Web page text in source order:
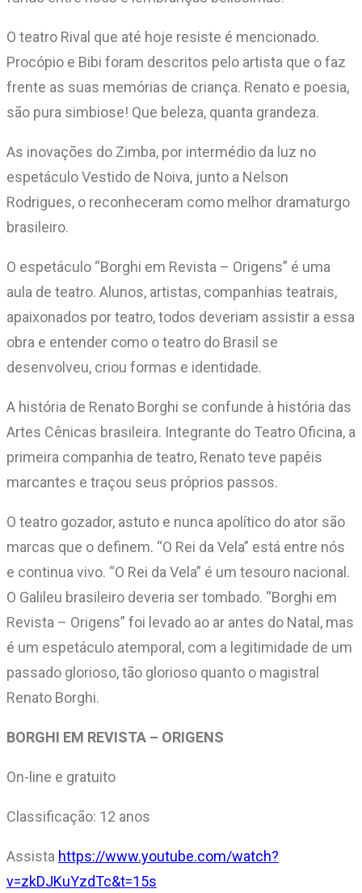
O teatro Rival que até hoje resiste é mencionado.
Procópio e Bibi foram descritos pelo artista que o faz
frente as suas memórias de criança. Renato e poesia,
são pura simbiose! Que beleza, quanta grandeza.
As inovações do Zimba, por intermédio da luz no
espetáculo Vestido de Noiva, junto a Nelson
Rodrigues, o reconheceram como melhor dramaturgo
brasileiro.
O espetáculo “Borghi em Revista – Origens” é uma
aula de teatro. Alunos, artistas, companhias teatrais,
apaixonados por teatro, todos deveriam assistir a essa
obra e entender como o teatro do Brasil se
desenvolveu, criou formas e identidade.
A história de Renato Borghi se confunde à história das
Artes Cênicas brasileira. Integrante do Teatro Oficina, a
primeira companhia de teatro, Renato teve papéis
marcantes e traçou seus próprios passos.
O teatro gozador, astuto e nunca apolítico do ator são
marcas que o definem. “O Rei da Vela” está entre nós
e continua vivo. “O Rei da Vela” é um tesouro nacional.
O Galileu brasileiro deveria ser tombado. “Borghi em
Revista – Origens” foi levado ao ar antes do Natal, mas
é um espetáculo atemporal, com a legitimidade de um
passado glorioso, tão glorioso quanto o magistral
Renato Borghi.
BORGHI EM REVISTA – ORIGENS
On-line e gratuito
Classificação: 12 anos
Assista https://www.youtube.com/watch?
v=zkDJKuYzdTc&t=15s